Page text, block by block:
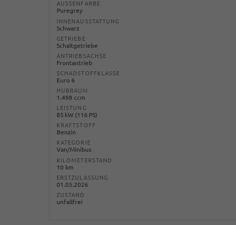
AUSSENFARBE
Puregrey
INNENAUSSTATTUNG
Schwarz
GETRIEBE
Schaltgetriebe
ANTRIEBSACHSE
Frontantrieb
SCHADSTOFFKLASSE
Euro 6
HUBRAUM
1.498 ccm
LEISTUNG
85 kW (116 PS)
KRAFTSTOFF
Benzin
KATEGORIE
Van/Minibus
KILOMETERSTAND
10 km
ERSTZULASSUNG
01.05.2026
ZUSTAND
unfallfrei